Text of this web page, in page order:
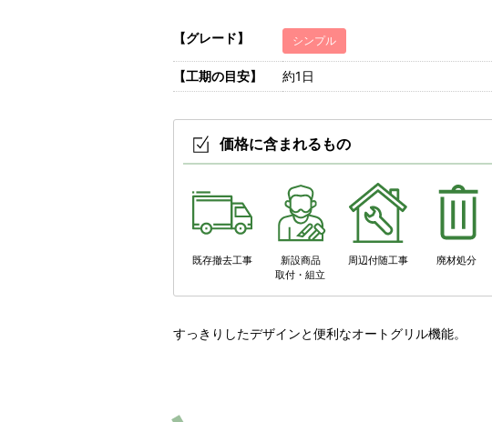
【グレード】 シンプル
【工期の目安】 約1日
価格に含まれるもの
既存撤去工事
新設商品
取付・組立
周辺付随工事 廃材処分
すっきりしたデザインと便利なオートグリル機能。